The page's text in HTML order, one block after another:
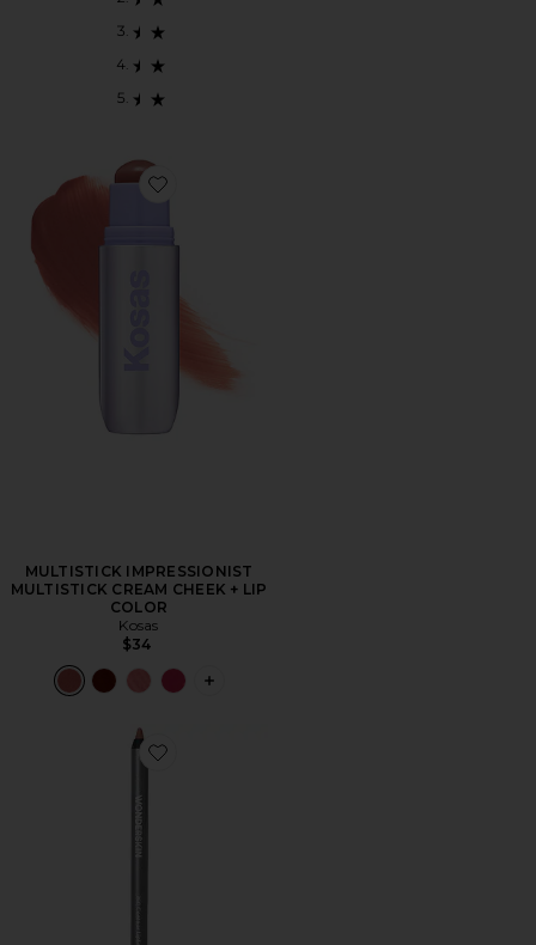
Favorite MULTISTICK IMPRESSIONIST MULTISTICK
MULTISTICK IMPRESSIONIST
MULTISTICK CREAM CHEEK + LIP
COLOR
Kosas
$34
PLUS ICON TO SEE MORE OPTIONS
Favorite 360 Contour Lipliner